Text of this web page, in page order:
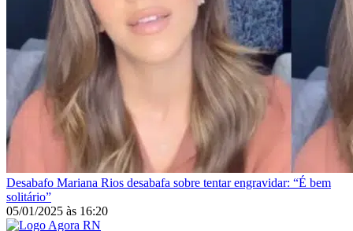
Desabafo Mariana Rios desabafa sobre tentar engravidar: “É bem
solitário”
05/01/2025 às 16:20